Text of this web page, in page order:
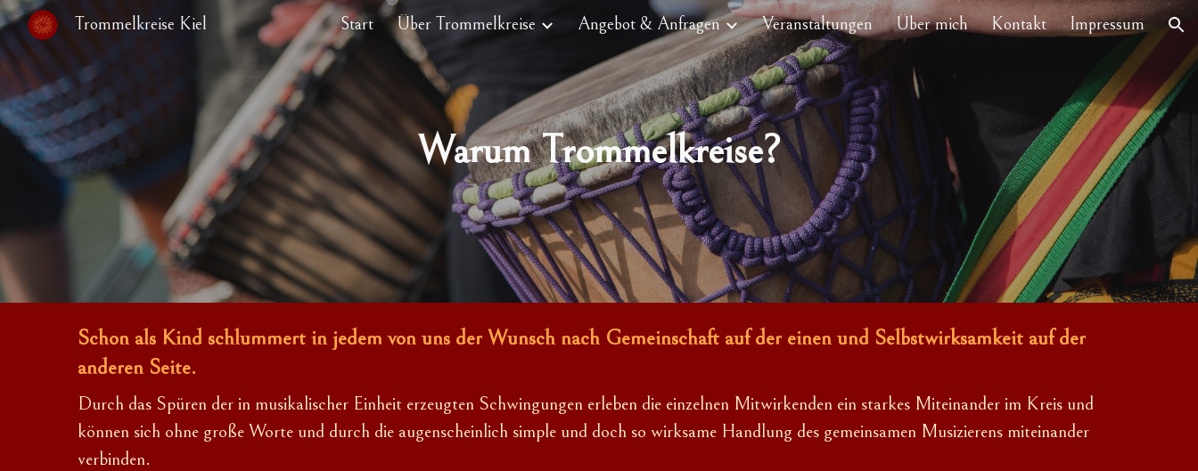
Skip to main content Skip to navigation
Trommelkreise Kiel Start Über Trommelkreise Angebot & Anfragen Veranstaltungen Über mich Kontakt Impressum
Warum Trommelkreise?
Schon als Kind schlummert in jedem von uns der Wunsch nach Gemeinschaft auf der einen und Selbstwirksamkeit auf der
anderen Seite.
Durch das Spüren der in musikalischer Einheit erzeugten Schwingungen erleben die einzelnen Mitwirkenden ein starkes Miteinander im Kreis und
können sich ohne große Worte und durch die augenscheinlich simple und doch so wirksame Handlung des gemeinsamen Musizierens miteinander
verbinden.